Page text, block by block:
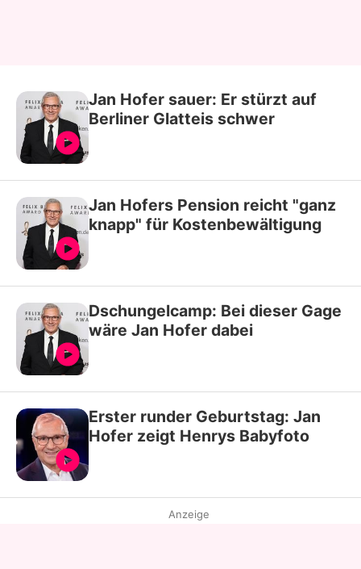
Jan Hofer sauer: Er stürzt auf
Berliner Glatteis schwer
Jan Hofers Pension reicht "ganz
knapp" für Kostenbewältigung
Dschungelcamp: Bei dieser Gage
wäre Jan Hofer dabei
Erster runder Geburtstag: Jan
Hofer zeigt Henrys Babyfoto
Anzeige